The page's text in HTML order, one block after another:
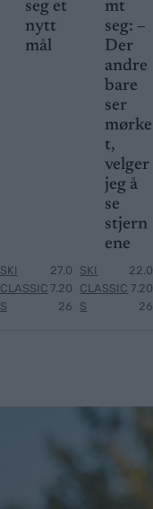
seg et
nytt
mål
SKI
CLASSIC
S
27.0
7.20
26
mt
seg: –
Der
andre
bare
ser
mørke
t,
velger
jeg å
se
stjern
ene
SKI
CLASSIC
S
22.0
7.20
26